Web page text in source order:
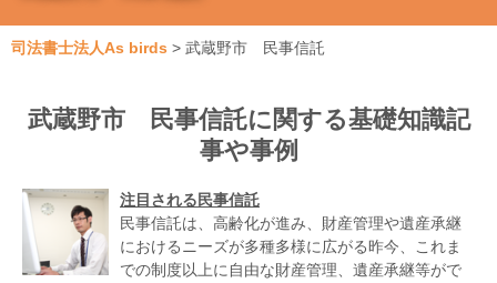
司法書士法人As birds > 武蔵野市 民事信託
武蔵野市 民事信託に関する基礎知識記
事や事例
注目される民事信託
民事信託は、高齢化が進み、財産管理や遺産承継
におけるニーズが多種多様に広がる昨今、これま
での制度以上に自由な財産管理、遺産承継等がで